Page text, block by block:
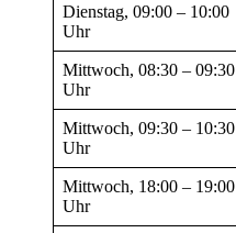
Dienstag, 09:00 – 10:00
Uhr
Mittwoch, 08:30 – 09:30
Uhr
Mittwoch, 09:30 – 10:30
Uhr
Mittwoch, 18:00 – 19:00
Uhr